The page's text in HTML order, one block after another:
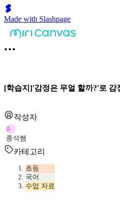
Made with Slashpage
[학습지]'감정은 무얼 할까?'로 감
작성자
종
종석쌤
카테고리
초등
국어
수업 자료